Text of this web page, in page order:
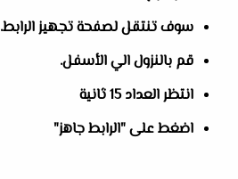
سوف تنتقل لصفحة تجهيز الرابط.
قم بالنزول الي الأسفل.
انتظر العداد 15 ثانية
اضغط على "الرابط جاهز"